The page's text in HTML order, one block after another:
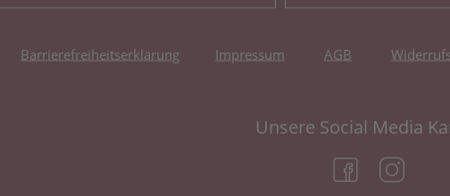
Barrierefreiheitserklärung Impressum AGB
Unsere Social Media
(öffnet in